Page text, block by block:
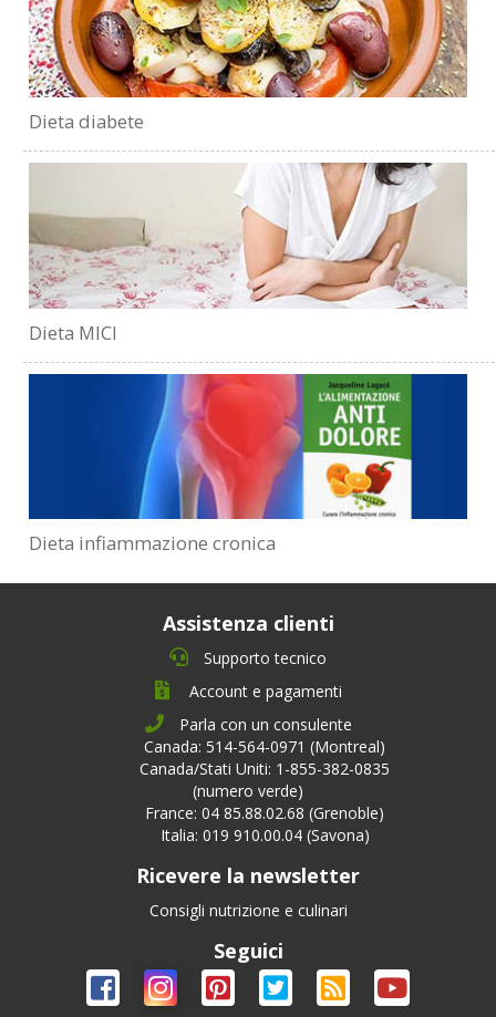
Dieta diabete
Dieta MICI
Dieta infiammazione cronica
Assistenza clienti
Supporto tecnico
Account e pagamenti
Parla con un consulente
Canada: 514-564-0971 (Montreal)
Canada/Stati Uniti: 1-855-382-0835
(numero verde)
France: 04 85.88.02.68 (Grenoble)
Italia: 019 910.00.04 (Savona)
Ricevere la newsletter
Consigli nutrizione e culinari
Seguici